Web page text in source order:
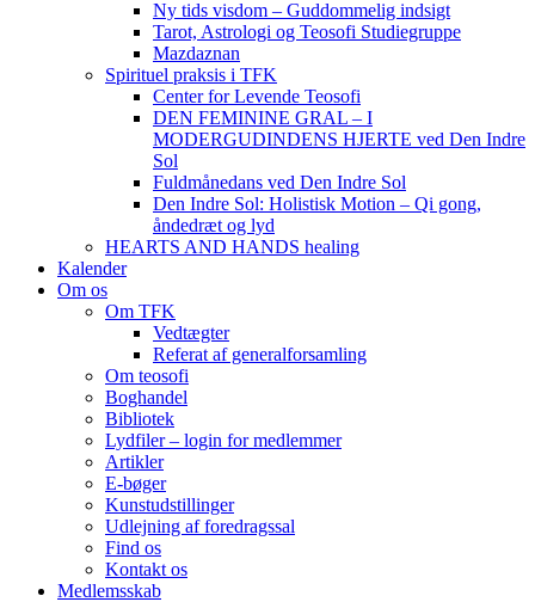
Ny tids visdom – Guddommelig indsigt
Tarot, Astrologi og Teosofi Studiegruppe
Mazdaznan
Spirituel praksis i TFK
Center for Levende Teosofi
DEN FEMININE GRAL – I
MODERGUDINDENS HJERTE ved Den Indre
Sol
Fuldmånedans ved Den Indre Sol
Den Indre Sol: Holistisk Motion – Qi gong,
åndedræt og lyd
HEARTS AND HANDS healing
Kalender
Om os
Om TFK
Vedtægter
Referat af generalforsamling
Om teosofi
Boghandel
Bibliotek
Lydfiler – login for medlemmer
Artikler
E-bøger
Kunstudstillinger
Udlejning af foredragssal
Find os
Kontakt os
Medlemsskab